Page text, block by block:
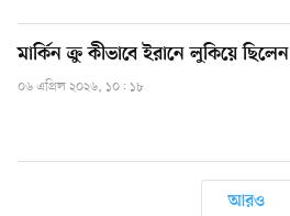
মার্কিন ক্রু কীভাবে ইরানে লুকিয়ে ছিলেন
০৬ এপ্রিল ২০২৬, ১০: ১৮
আরও